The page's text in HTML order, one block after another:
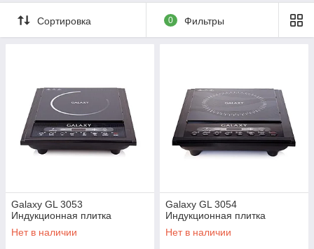
Сортировка 0 Фильтры
Galaxy GL 3053
Индукционная плитка
Нет в наличии
Galaxy GL 3054
Индукционная плитка
Нет в наличии